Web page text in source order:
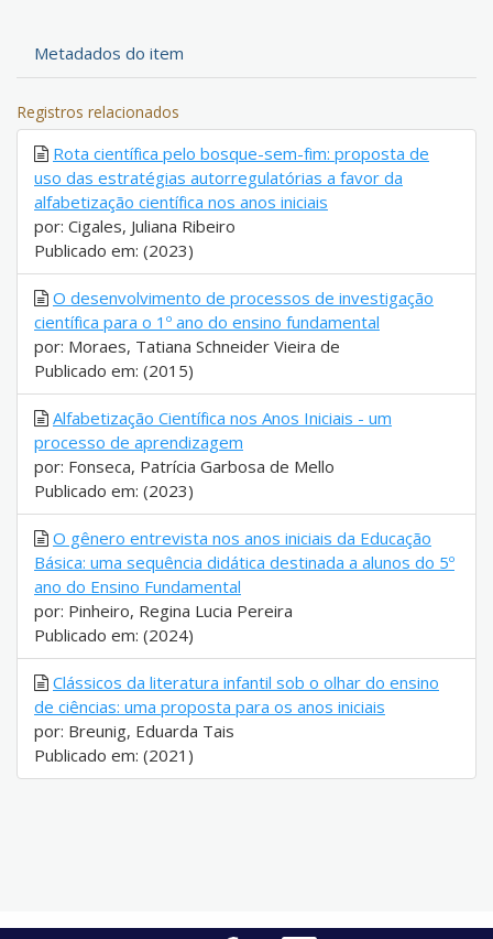
Metadados do item
Registros relacionados
Rota científica pelo bosque-sem-fim: proposta de
uso das estratégias autorregulatórias a favor da
alfabetização científica nos anos iniciais
por: Cigales, Juliana Ribeiro
Publicado em: (2023)
O desenvolvimento de processos de investigação
científica para o 1º ano do ensino fundamental
por: Moraes, Tatiana Schneider Vieira de
Publicado em: (2015)
Alfabetização Científica nos Anos Iniciais - um
processo de aprendizagem
por: Fonseca, Patrícia Garbosa de Mello
Publicado em: (2023)
O gênero entrevista nos anos iniciais da Educação
Básica: uma sequência didática destinada a alunos do 5º
ano do Ensino Fundamental
por: Pinheiro, Regina Lucia Pereira
Publicado em: (2024)
Clássicos da literatura infantil sob o olhar do ensino
de ciências: uma proposta para os anos iniciais
por: Breunig, Eduarda Tais
Publicado em: (2021)